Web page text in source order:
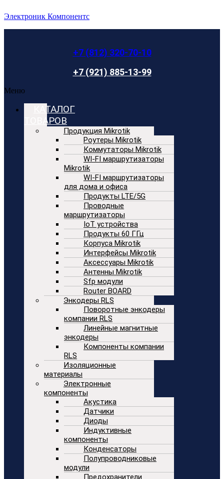
Электроник Компонентс
+7 (812) 320-70-10
+7 (921) 885-13-99
Меню
КАТАЛОГ
ТОВАРОВ
Продукция Mikrotik
Роутеры Mikrotik
Коммутаторы Mikrotik
WI-FI маршрутизаторы
Mikrotik
WI-FI маршрутизаторы
для дома и офиса
Продукты LTE/5G
Проводные
маршрутизаторы
IoT устройства
Продукты 60 ГГц
Корпуса Mikrotik
Интерфейсы Mikrotik
Аксессуары Mikrotik
Антенны Mikrotik
Sfp модули
Router BOARD
Энкодеры RLS
Поворотные энкодеры
компании RLS
Линейные магнитные
энкодеры
Компоненты компании
RLS
Изоляционные
материалы
Электронные
компоненты
Акустика
Датчики
Диоды
Индуктивные
компоненты
Конденсаторы
Полупроводниковые
модули
Предохранители